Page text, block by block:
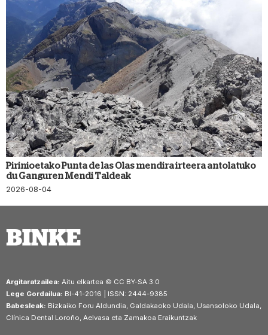
Pirinioetako Punta de las Olas mendira irteera antolatuko
du Ganguren Mendi Taldeak
2026-08-04
Argitaratzailea: Aitu elkartea © CC BY-SA 3.0
Lege Gordailua: BI-41-2016 | ISSN: 2444-9385
Babesleak: Bizkaiko Foru Aldundia, Galdakaoko Udala, Usansoloko Udala,
Clínica Dental Loroño, Aelvasa eta Zamakoa Eraikuntzak